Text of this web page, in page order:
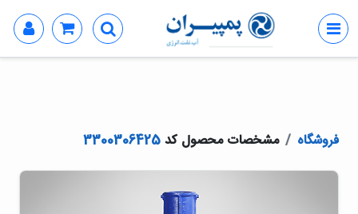
فروشگاه مشخصات محصول کد3300306425